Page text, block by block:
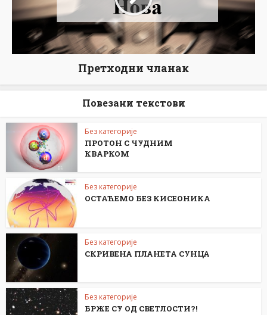
Претходни чланак
Повезани текстови
Без категорије
ПРОТОН С ЧУДНИМ
КВАРКОМ
Без категорије
ОСТАЋЕМО БЕЗ КИСЕОНИКА
Без категорије
СКРИВЕНА ПЛАНЕТА СУНЦА
Без категорије
БРЖЕ СУ ОД СВЕТЛОСТИ?!